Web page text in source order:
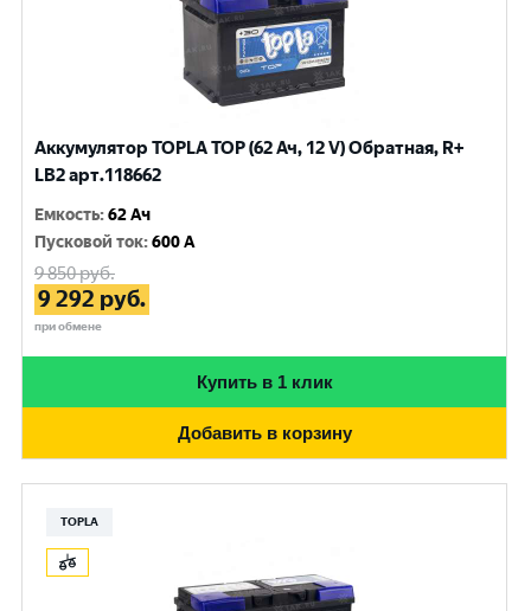
Аккумулятор TOPLA TOP (62 Ач, 12 V) Обратная, R+
LB2 арт.118662
Емкость:62 Ач
Пусковой ток:600 A
9 850руб.
9 292 руб.
при обмене
Купить в 1 клик
Добавить в корзину
TOPLA